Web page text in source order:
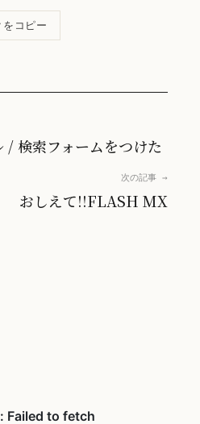
をコピー
/ 検索フォームをつけた
次の記事 →
おしえて!!FLASH MX